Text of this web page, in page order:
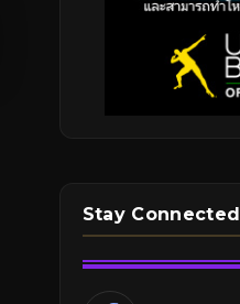
Stay Connected